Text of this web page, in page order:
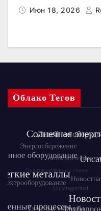
Июн 18, 2026
Облако Тегов